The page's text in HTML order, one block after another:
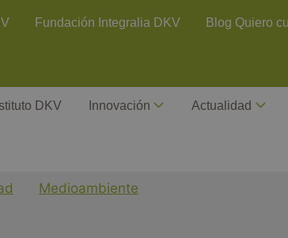
Header
Fundación Integralia DKV Blog Quiero
DKV Innovación Actualidad
Medioambiente